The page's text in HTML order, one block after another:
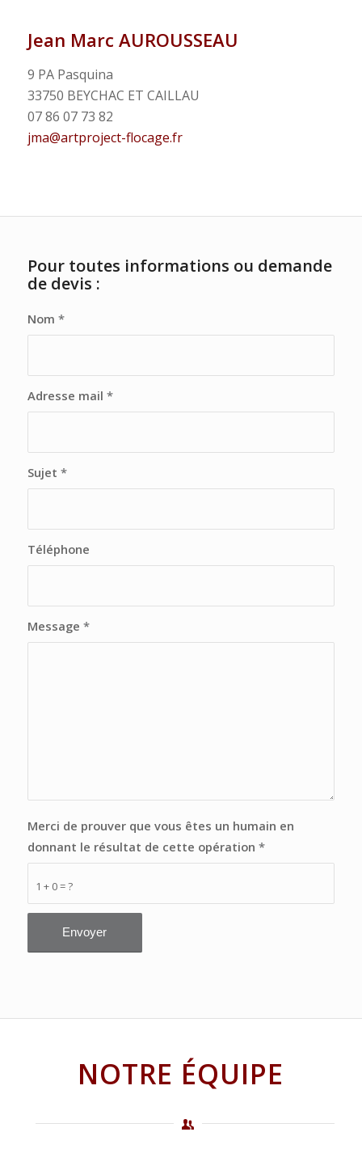
Jean Marc AUROUSSEAU
9 PA Pasquina
33750 BEYCHAC ET CAILLAU
07 86 07 73 82
jma@artproject-flocage.fr
Pour toutes informations ou demande
de devis :
Nom *
Adresse mail *
Sujet *
Téléphone
Message *
1 + 0 = ?
Merci de prouver que vous êtes un humain en
donnant le résultat de cette opération *
NOTRE ÉQUIPE